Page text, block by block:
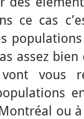
ce cas
assez
vous
ou à